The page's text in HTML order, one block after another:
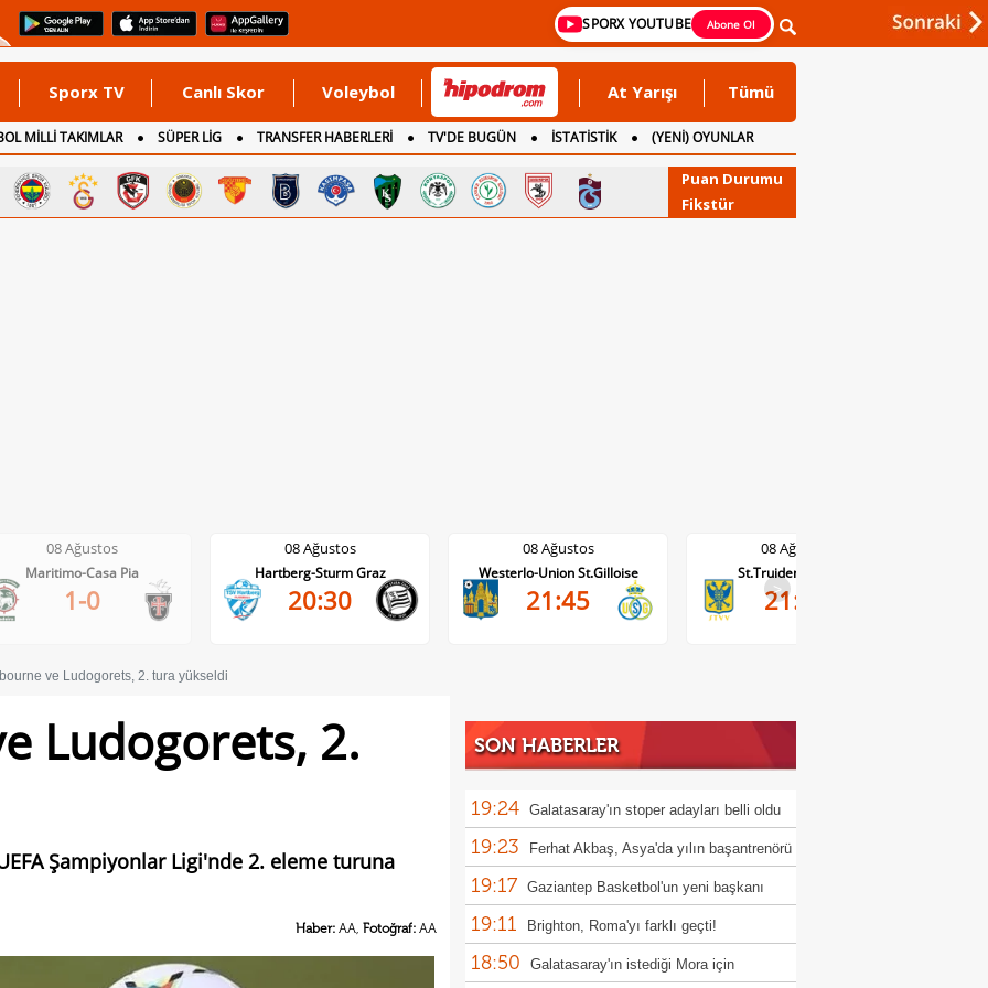
SPORX YOUTUBE Abone Ol
Sporx TV Canlı Skor Voleybol At Yarışı Tümü
MİLLİ TAKIMLAR SÜPER LİG TRANSFER HABERLERİ TV'DE BUGÜN İSTATİSTİK
(YENİ) OYUNLAR
Puan Durumu
Fikstür
08 Ağustos
Hartberg-Sturm Graz
20:30
08 Ağustos
Westerlo-Union St.Gilloise
21:45
08 Ağustos
St.Truiden-Lommel
21:45
08 Ağustos
Standard Liege-Cercle Brugge
0-0
>
ve Ludogorets, 2. tura yükseldi
Ludogorets, 2.
Şampiyonlar Ligi'nde 2. eleme turuna
Haber: AA, Fotoğraf: AA
SON HABERLER
19:24 Galatasaray'ın stoper adayları belli oldu
19:23 Ferhat Akbaş, Asya'da yılın başantrenörü
seçildi
19:17 Gaziantep Basketbol'un yeni başkanı
İrfan Karakuzulu
19:11 Brighton, Roma'yı farklı geçti!
18:50 Galatasaray'ın istediği Mora için